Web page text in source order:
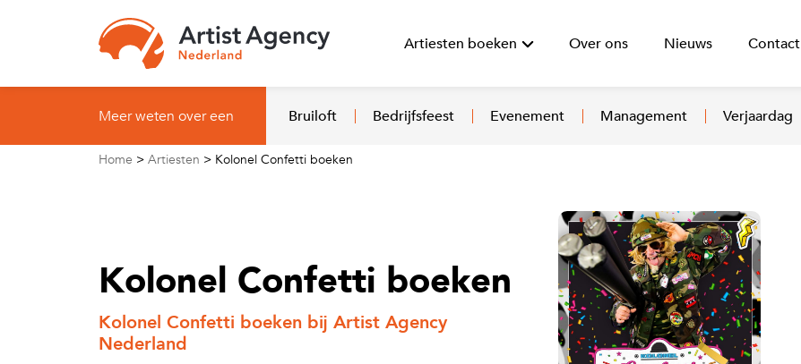
Naar hoofdinhoud
Artiesten boeken Over ons Nieuws Contact
Meer weten over een Bruiloft Bedrijfsfeest Evenement Management Verjaardag
Home > Artiesten > Kolonel Confetti boeken
Kolonel Confetti boeken
Kolonel Confetti boeken bij Artist Agency
Nederland